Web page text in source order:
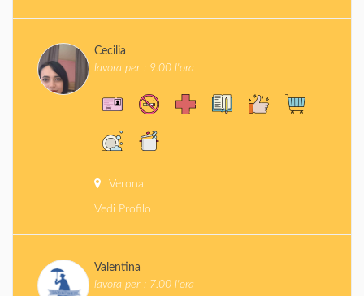
Cecilia
lavora per : 9.00 l'ora
Verona
Vedi Profilo
Valentina
lavora per : 7.00 l'ora